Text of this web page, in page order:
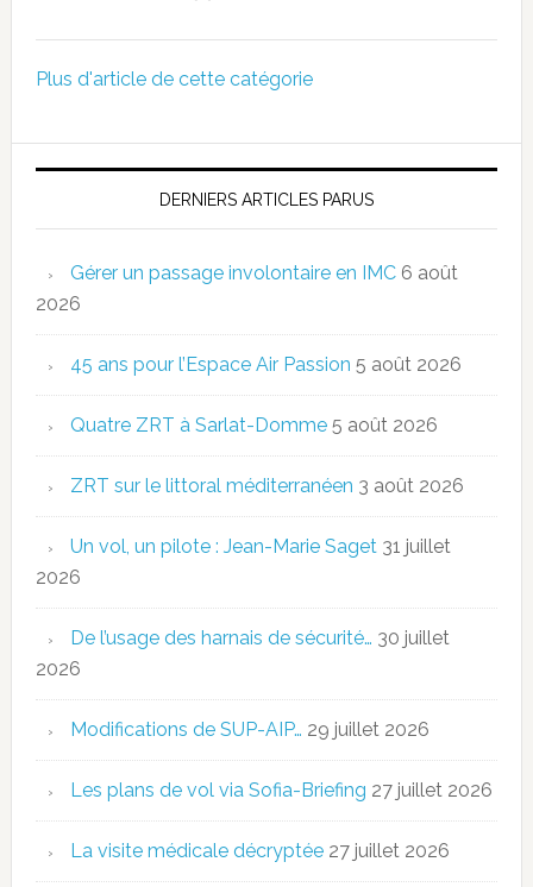
Plus d'article de cette catégorie
DERNIERS ARTICLES PARUS
Gérer un passage involontaire en IMC 6 août
2026
45 ans pour l’Espace Air Passion 5 août 2026
Quatre ZRT à Sarlat-Domme 5 août 2026
ZRT sur le littoral méditerranéen 3 août 2026
Un vol, un pilote : Jean-Marie Saget 31 juillet
2026
De l’usage des harnais de sécurité… 30 juillet
2026
Modifications de SUP-AIP… 29 juillet 2026
Les plans de vol via Sofia-Briefing 27 juillet 2026
La visite médicale décryptée 27 juillet 2026